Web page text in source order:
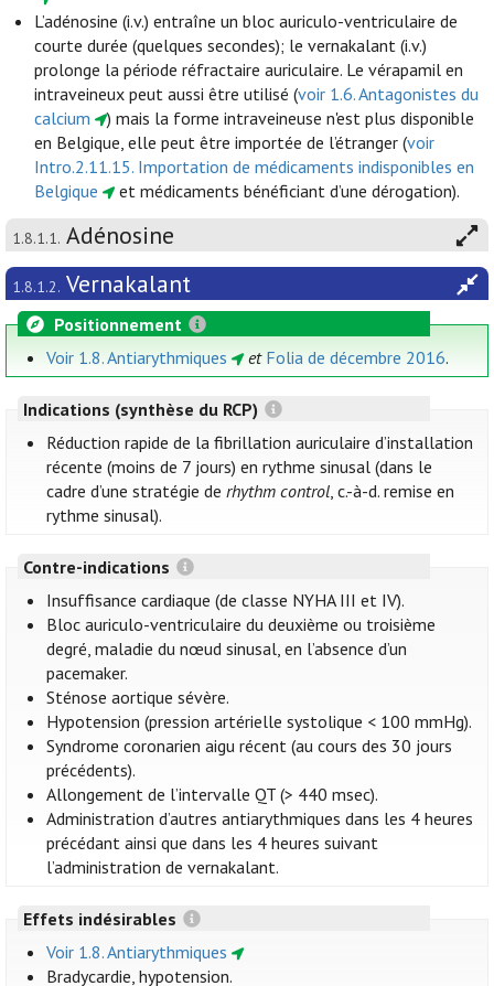
L’adénosine (i.v.) entraîne un bloc auriculo-ventriculaire de
courte durée (quelques secondes); le vernakalant (i.v.)
prolonge la période réfractaire auriculaire. Le vérapamil en
intraveineux peut aussi être utilisé (voir 1.6. Antagonistes du
calcium
) mais la forme intraveineuse n'est plus disponible
en Belgique, elle peut être importée de l’étranger (voir
Intro.2.11.15. Importation de médicaments indisponibles en
Belgique
et médicaments bénéficiant d’une dérogation).
1.8.1.1. Adénosine
1.8.1.2. Vernakalant
Positionnement
Voir 1.8. Antiarythmiques
et Folia de décembre 2016.
Indications (synthèse du RCP)
Réduction rapide de la fibrillation auriculaire d’installation
récente (moins de 7 jours) en rythme sinusal (dans le
cadre d’une stratégie derhythm control, c.-à-d. remise en
rythme sinusal).
Contre-indications
Insuffisance cardiaque (de classe NYHA III et IV).
Bloc auriculo-ventriculaire du deuxième ou troisième
degré, maladie du nœud sinusal, en l’absence d’un
pacemaker.
Sténose aortique sévère.
Hypotension (pression artérielle systolique < 100 mmHg).
Syndrome coronarien aigu récent (au cours des 30 jours
précédents).
Allongement de l’intervalle QT (> 440 msec).
Administration d’autres antiarythmiques dans les 4 heures
précédant ainsi que dans les 4 heures suivant
l’administration de vernakalant.
Effets indésirables
Voir 1.8. Antiarythmiques
Bradycardie, hypotension.